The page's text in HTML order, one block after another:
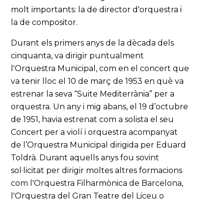
molt importants: la de director d'orquestra i
la de compositor.
Durant els primers anys de la dècada dels
cinquanta, va dirigir puntualment
l'Orquestra Municipal, com en el concert que
va tenir lloc el 10 de març de 1953 en què va
estrenar la seva “Suite Mediterrània” per a
orquestra. Un any i mig abans, el 19 d’octubre
de 1951, havia estrenat com a solista el seu
Concert per a violí i orquestra acompanyat
de l’Orquestra Municipal dirigida per Eduard
Toldrà. Durant aquells anys fou sovint
sol·licitat per dirigir moltes altres formacions
com l'Orquestra Filharmònica de Barcelona,
l'Orquestra del Gran Teatre del Liceu o